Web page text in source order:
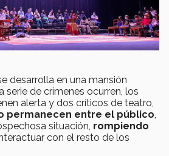
desarrolla en una mansión
serie de crímenes ocurren, los
alerta y dos críticos de teatro,
permanecen entre el público,
situación, rompiendo
con el resto de los